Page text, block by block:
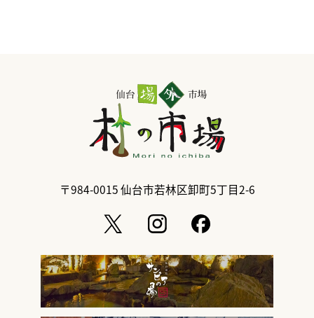
〒984-0015仙台市若林区卸町5丁目2-6